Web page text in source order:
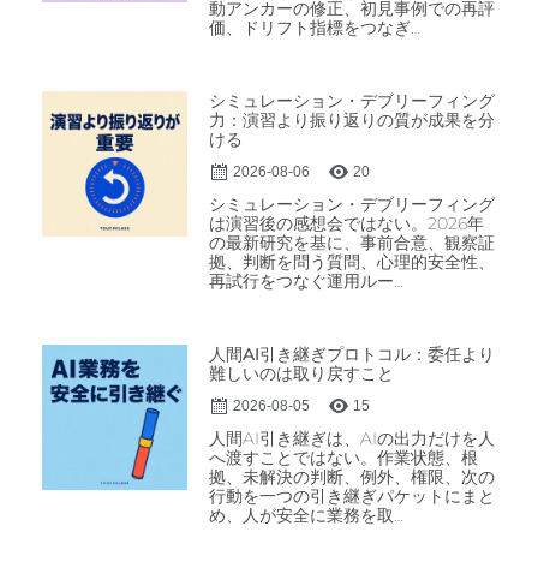
動アンカーの修正、初見事例での再評
価、ドリフト指標をつなぎ…
シミュレーション・デブリーフィング
力：演習より振り返りの質が成果を分
ける
2026-08-06 20
シミュレーション・デブリーフィング
は演習後の感想会ではない。2026年
の最新研究を基に、事前合意、観察証
拠、判断を問う質問、心理的安全性、
再試行をつなぐ運用ルー…
人間AI引き継ぎプロトコル：委任より
難しいのは取り戻すこと
2026-08-05 15
人間AI引き継ぎは、AIの出力だけを人
へ渡すことではない。作業状態、根
拠、未解決の判断、例外、権限、次の
行動を一つの引き継ぎパケットにまと
め、人が安全に業務を取…